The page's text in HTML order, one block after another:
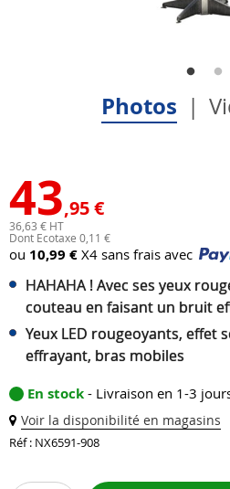
Photos
43,95 €
36,63 € HT
Dont Ecotaxe 0,11 €
ou 10,99 € X4 sans frais avec
HAHAHA ! Avec ses yeux
couteau en faisant un bruit
Yeux LED rougeoyants, effet
effrayant, bras mobiles
En stock - Livraison en 1-3
Voir la disponibilité en magasins
Réf : NX6591-908